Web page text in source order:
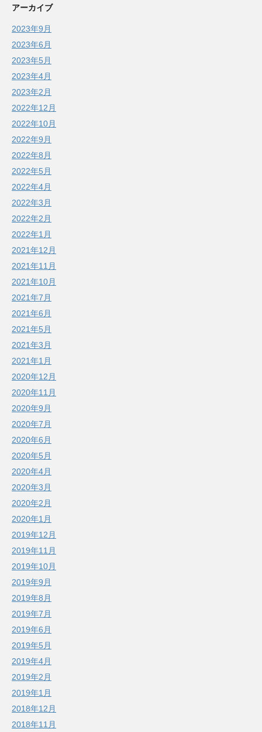
アーカイブ
2023年9月
2023年6月
2023年5月
2023年4月
2023年2月
2022年12月
2022年10月
2022年9月
2022年8月
2022年5月
2022年4月
2022年3月
2022年2月
2022年1月
2021年12月
2021年11月
2021年10月
2021年7月
2021年6月
2021年5月
2021年3月
2021年1月
2020年12月
2020年11月
2020年9月
2020年7月
2020年6月
2020年5月
2020年4月
2020年3月
2020年2月
2020年1月
2019年12月
2019年11月
2019年10月
2019年9月
2019年8月
2019年7月
2019年6月
2019年5月
2019年4月
2019年2月
2019年1月
2018年12月
2018年11月